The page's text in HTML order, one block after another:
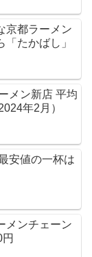
京都ラーメン
たかばし」
メン新店 平均
年2月）
安値の一杯は
メンチェーン